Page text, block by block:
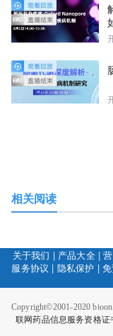
相关阅读
关于我们 | 产品大全|
服务协议 | 隐私保护 |
Copyright©2001-2020
联网药品信息服务资格证